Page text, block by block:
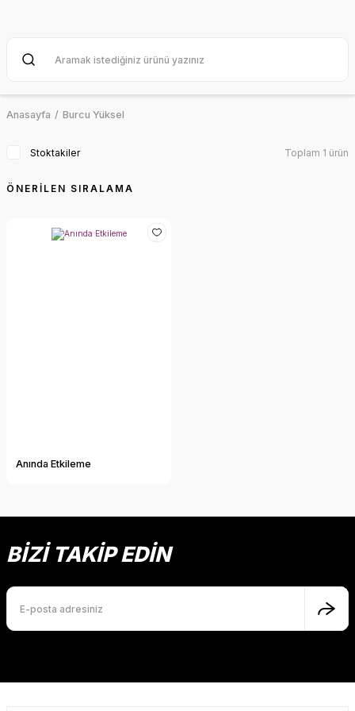
Anasayfa Burcu Yüksel
Stoktakiler Toplam 1 ürün
Anında Etkileme
BİZİ TAKİP EDİN